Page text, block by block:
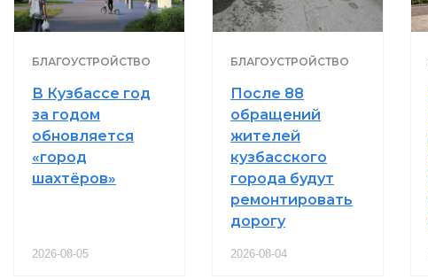
БЛАГОУСТРОЙСТВО
В Кузбассе год
за годом
обновляется
«город
шахтёров»
2026-08-05
БЛАГОУСТРОЙСТВО
После 88
обращений
жителей
кузбасского
города будут
ремонтировать
дорогу
2026-08-04